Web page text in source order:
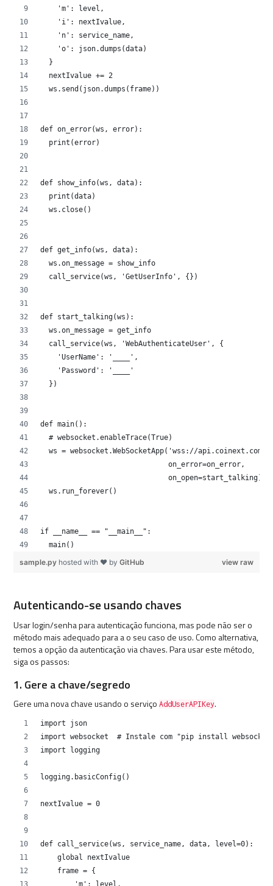
    'm': level,
    'i': nextIvalue,
    'n': service_name,
    'o': json.dumps(data)
  }
  nextIvalue += 2
  ws.send(json.dumps(frame))
def on_error(ws, error):
  print(error)
def show_info(ws, data):
  print(data)
  ws.close()
def get_info(ws, data):
  ws.on_message = show_info
  call_service(ws, 'GetUserInfo', {})
def start_talking(ws):
  ws.on_message = get_info
  call_service(ws, 'WebAuthenticateUser', {
    'UserName': '____',
    'Password': '____'
  })
def main():
  # websocket.enableTrace(True)
ws = websocket.WebSocketApp('wss://
                              on_error=on_error,
                              on_open=start_talking)
  ws.run_forever()
if __name__ == "__main__":
  main()
view raw
sample.py hosted with ❤ byGitHub
Autenticando-se usando chaves
Usar login/senha para autenticação funciona, mas pode não ser o
método mais adequado para a o seu caso de uso. Como alternativa,
temos a opção da autenticação via chaves. Para usar este método,
siga os passos:
1. Gere a chave/segredo
Gere uma nova chave usando o serviçoAddUserAPIKey.
import json
import websocket  # Instale com "pip install
import logging
logging.basicConfig()
nextIvalue = 0
def call_service(ws, service_name, data, level=0):
    global nextIvalue
    frame = {
        'm': level,